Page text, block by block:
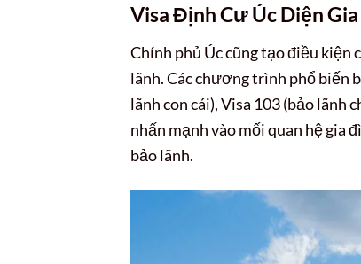
Visa Định Cư Úc Diện
Chính phủ Úc cũng tạo điều kiện
lãnh. Các chương trình phổ biến
lãnh con cái), Visa 103 (bảo lãnh
nhấn mạnh vào mối quan hệ gia
bảo lãnh.